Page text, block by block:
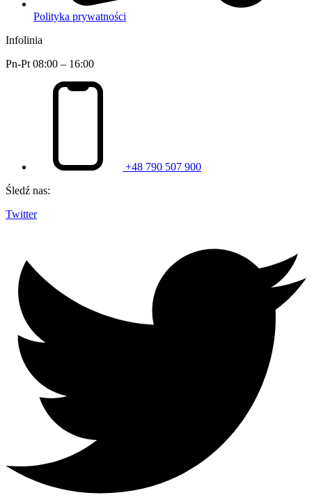
Polityka prywatności
Infolinia
Pn-Pt 08:00 – 16:00
+48 790 507 900
Śledź nas:
Twitter